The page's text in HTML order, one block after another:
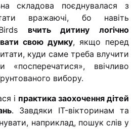
складова поєднувалася з
вражаючі, бо навіть
вчить дитину логічно
свою думку, якщо перед
куди саме треба влучити
ввічливо
вибору.
і практика заохочення дітей
. Завдяки IT-вікторинам та
наприклад, пошук слів у